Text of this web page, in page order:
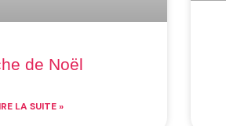
de Noël
LA SUITE »